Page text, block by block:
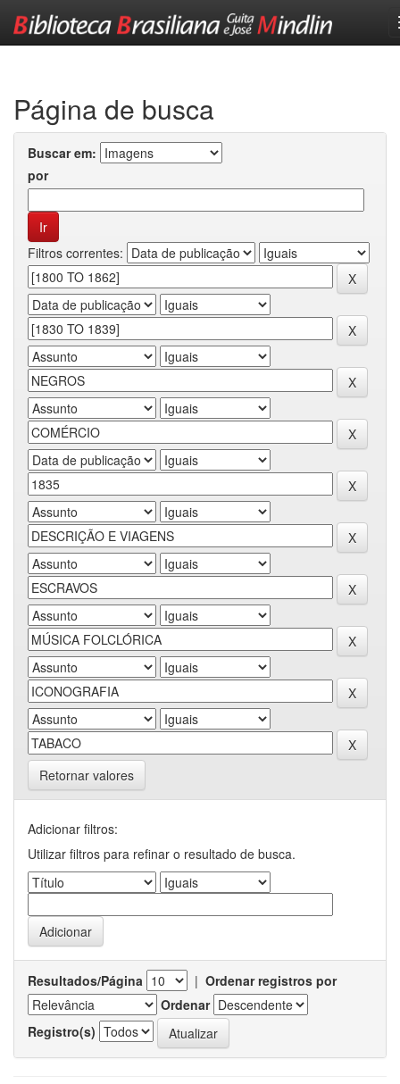
Página de busca
Buscar em:
por
Filtros correntes:
Retornar valores
Adicionar filtros:
Utilizar filtros para refinar o resultado de busca.
Resultados/Página | Ordenar registros por
Ordenar
Registro(s)